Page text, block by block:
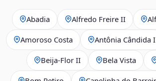
Abadia Alfredo Freire II
Amoroso Costa Antônia Cândida I
Beija‑Flor II Bela Vista